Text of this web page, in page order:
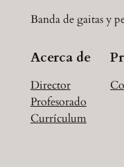
Banda de gaitas y
Acerca de
Director
Profesorado
Currículum